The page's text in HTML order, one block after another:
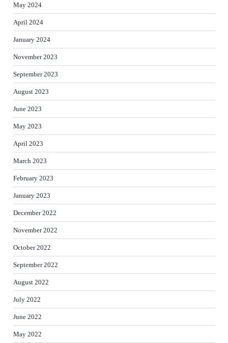
May 2024
April 2024
January 2024
November 2023
September 2023
August 2023
June 2023
May 2023
April 2023
March 2023
February 2023
January 2023
December 2022
November 2022
October 2022
September 2022
August 2022
July 2022
June 2022
May 2022